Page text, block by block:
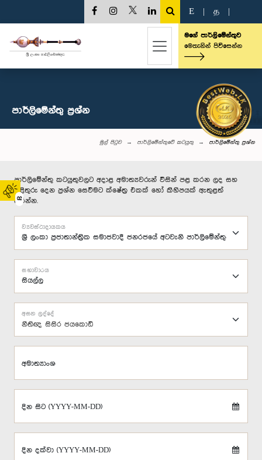
02
E த
මගේ පාර්ලිමේන්තුව
මෙතැනින් පිවිසෙන්න
පාර්ලි‌මේන්තු‌ ප්‍රශ්න
මුල් පිටුව පාර්ලිමේන්තුවේ කටයුතු පාර්ලි‌මේන්තු‌ ප්‍රශ්න
පාර්ලිමේන්තු කටයුතුවලට අදාළ අමාත්‍යවරුන් විසින් පළ කරන ලද සහ
පිළිතුරු දෙන ප්‍රශ්න සෙවීමට ක්ෂේත්‍ර එකක් හෝ කිහිපයක් ඇතුළත්
කරන්න.
ව්‍යවස්ථාදායකය
සභාවාරය
නීතිඥ සිසිර ජයකොඩි
අසන ලද්දේ
අමාත්‍යාංශ
දින සිට (YYYY-MM-DD)
දින දක්වා (YYYY-MM-DD)